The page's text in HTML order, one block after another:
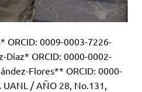
ORCID: 0009-0003-7226-
Díaz* ORCID: 0000-0002-
Flores** ORCID: 0000-
UANL / AÑO 28, No.131,